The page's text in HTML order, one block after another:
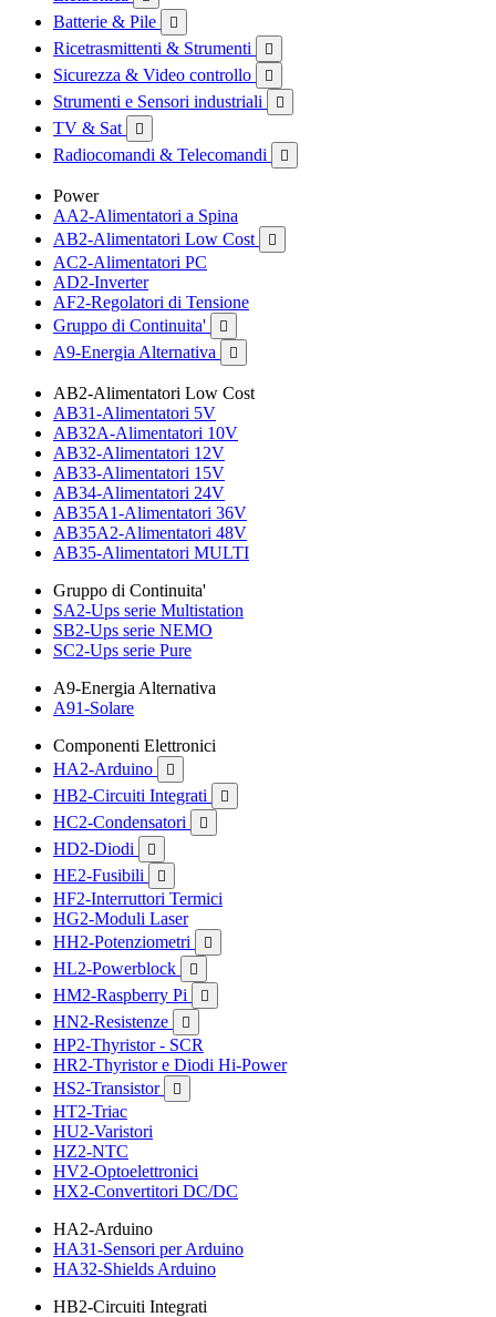
Batterie & Pile 
Ricetrasmittenti & Strumenti 
Sicurezza & Video controllo 
Strumenti e Sensori industriali 
TV & Sat 
Radiocomandi & Telecomandi 
Power
AA2-Alimentatori a Spina
AB2-Alimentatori Low Cost

AC2-Alimentatori PC
AD2-Inverter
AF2-Regolatori di Tensione
Gruppo di Continuita'

A9-Energia Alternativa 
AB2-Alimentatori Low Cost
AB31-Alimentatori 5V
AB32A-Alimentatori 10V
AB32-Alimentatori 12V
AB33-Alimentatori 15V
AB34-Alimentatori 24V
AB35A1-Alimentatori 36V
AB35A2-Alimentatori 48V
AB35-Alimentatori MULTI
Gruppo di Continuita'
SA2-Ups serie Multistation
SB2-Ups serie NEMO
SC2-Ups serie Pure
A9-Energia Alternativa
A91-Solare
Componenti Elettronici
HA2-Arduino

HB2-Circuiti Integrati 
HC2-Condensatori 
HD2-Diodi 
HE2-Fusibili 
HF2-Interruttori Termici
HG2-Moduli Laser
HH2-Potenziometri

HL2-Powerblock 
HM2-Raspberry Pi 
HN2-Resistenze 
HP2-Thyristor - SCR
HR2-Thyristor e Diodi Hi-Power
HS2-Transistor

HT2-Triac
HU2-Varistori
HZ2-NTC
HV2-Optoelettronici
HX2-Convertitori DC/DC
HA2-Arduino
HA31-Sensori per Arduino
HA32-Shields Arduino
HB2-Circuiti Integrati